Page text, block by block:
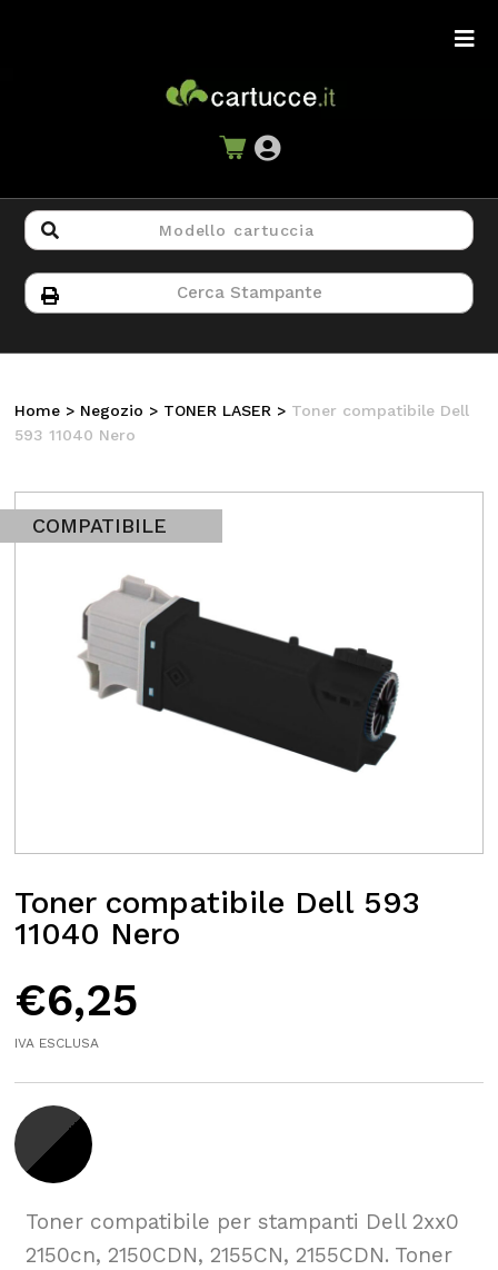
Home > Negozio > TONER LASER > Toner compatibile Dell
593 11040 Nero
COMPATIBILE
Toner compatibile Dell 593
11040 Nero
€6,25
IVA ESCLUSA
Toner compatibile per stampanti Dell 2xx0
2150cn, 2150CDN, 2155CN, 2155CDN. Toner